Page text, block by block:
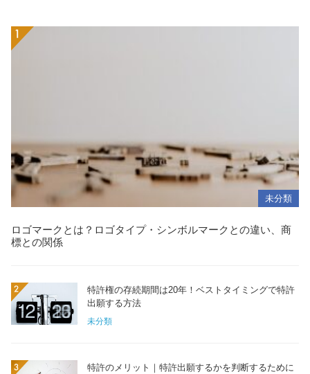
未分類
ロゴマークとは？ロゴタイプ・シンボルマークとの違い、商
標との関係
特許権の存続期間は20年！ベストタイミングで特許
出願する方法
未分類
特許のメリット｜特許出願するかを判断するために